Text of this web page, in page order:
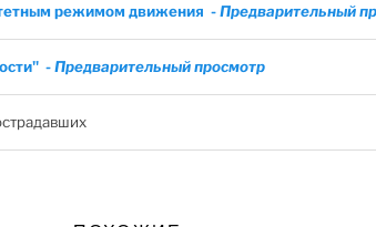
режимом движения -Предварительный
-Предварительный просмотр